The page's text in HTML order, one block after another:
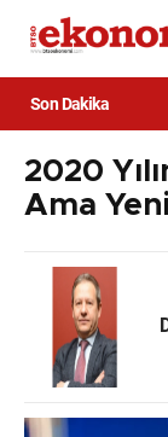
Son Dakika
2020
Ama